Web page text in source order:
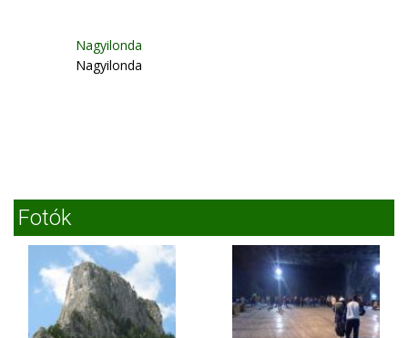
Nagyilonda
Nagyilonda
Fotók